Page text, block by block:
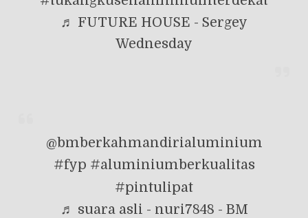
♬ FUTURE HOUSE - Sergey
Wednesday
@bmberkahmandirialuminium
#fyp #aluminiumberkualitas
#pintulipat
♬ suara asli - nuri7848 - BM